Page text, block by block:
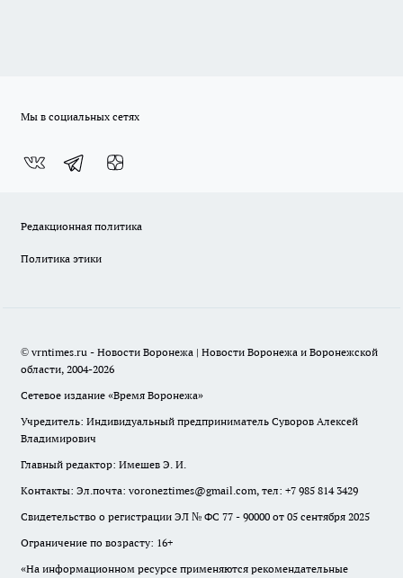
Мы в социальных сетях
Редакционная политика
Политика этики
© vrntimes.ru - Новости Воронежа | Новости Воронежа и Воронежской
области, 2004-2026
Сетевое издание «Время Воронежа»
Учредитель: Индивидуальный предприниматель Суворов Алексей
Владимирович
Главный редактор: Имешев Э. И.
Контакты: Эл.почта: voroneztimes@gmail.com, тел: +7 985 814 3429
Свидетельство о регистрации ЭЛ № ФС 77 - 90000 от 05 сентября 2025
Ограничение по возрасту: 16+
«На информационном ресурсе применяются рекомендательные